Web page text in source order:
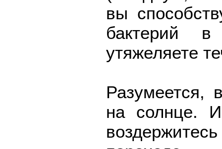
вы
бактерий
утяжеляете
Разумеется,
на солнце.